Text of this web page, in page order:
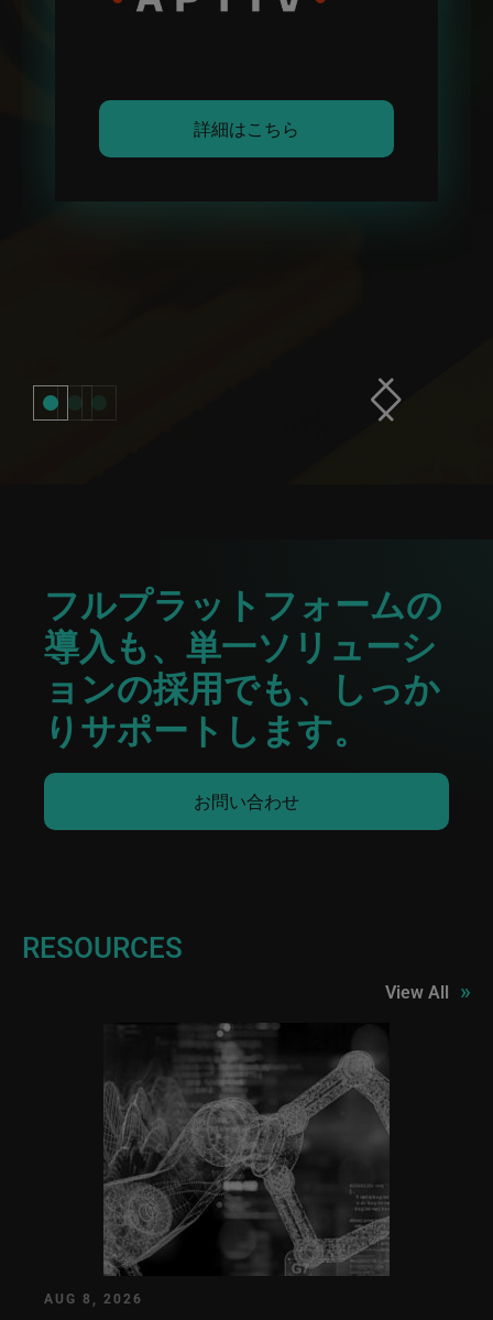
詳細はこちら
フルプラットフォームの
導入も、単一ソリューシ
ョンの採用でも、しっか
りサポートします。
お問い合わせ
RESOURCES
View All »
AUG 8, 2026